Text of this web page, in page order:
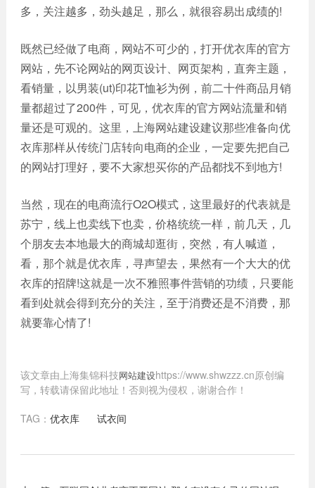
多，关注越多，劲头越足，那么，就很容易出成绩的!
既然已经做了电商，网站不可少的，打开优衣库的官方
网站，先不论网站的网页设计、网页架构，直奔主题，
看销量，以男装(ut)印花T恤衫为例，前二十件商品月销
量都超过了200件，可见，优衣库的官方网站流量和销
量还是可观的。这里，上海网站建设建议那些准备向优
衣库那样从传统门店转向电商的企业，一定要先把自己
的网站打理好，要不大家想买你的产品都找不到地方!
当然，现在的电商流行O2O模式，这里最好的代表就是
苏宁，线上也卖线下也卖，价格统统一样，前几天，几
个朋友去本地最大的商城却逛街，突然，有人喊道，
看，那个就是优衣库，寻声望去，果然有一个大大的优
衣库的招牌!这就是一次不雅照事件营销的功绩，只要能
看到处就会得到充分的关注，至于消费还是不消费，那
就要靠心情了!
该文章由上海集锦科技网站建设https://www.shwzzz.cn原创编
写，转载请保留此地址！否则视为侵权，谢谢合作！
TAG： 优衣库 试衣间